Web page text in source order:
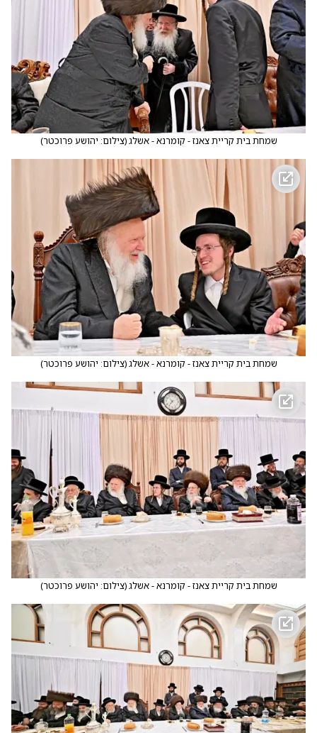
שמחת בית קריית צאנז - קומרנא - אשלג(צילום: יהושע פרוכטר)
שמחת בית קריית צאנז - קומרנא - אשלג(צילום: יהושע פרוכטר)
שמחת בית קריית צאנז - קומרנא - אשלג(צילום: יהושע פרוכטר)